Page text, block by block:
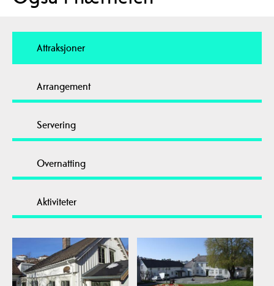
Attraksjoner
Arrangement
Servering
Overnatting
Aktiviteter